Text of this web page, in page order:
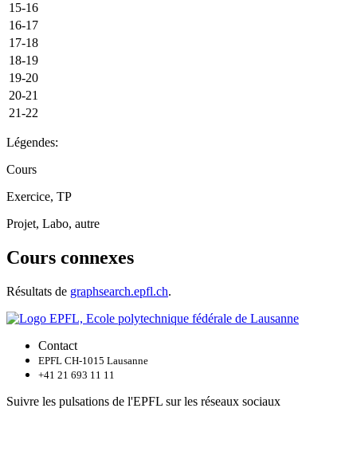
15-16
16-17
17-18
18-19
19-20
20-21
21-22
Légendes:
Cours
Exercice, TP
Projet, Labo, autre
Cours connexes
Résultats de graphsearch.epfl.ch.
Contact
EPFL CH-1015 Lausanne
+41 21 693 11 11
Suivre les pulsations de l'EPFL sur les réseaux sociaux